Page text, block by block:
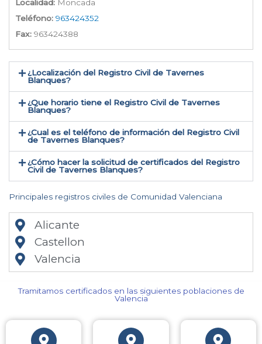
Localidad: Moncada
Teléfono: 963424352
Fax: 963424388
¿Localización del Registro Civil de Tavernes
Blanques​?
¿Que horario tiene el Registro Civil de Tavernes
Blanques?
¿Cual es el teléfono de información del Registro Civil
de Tavernes Blanques​?
¿Cómo hacer la solicitud de certificados del Registro
Civil de Tavernes Blanques​?
Principales registros civiles de Comunidad Valenciana
Alicante
Castellon
Valencia
Tramitamos certificados en las siguientes poblaciones de
Valencia​